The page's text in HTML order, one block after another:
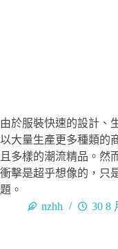
由於服裝快速的設計、
以大量生產更多種類的
且多樣的潮流精品。然
衝擊是超乎想像的，只
題。
nzhh
30 8